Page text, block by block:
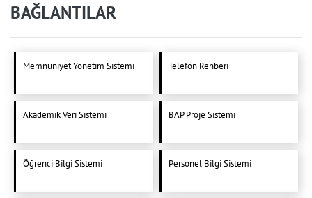
BAĞLANTILAR
Memnuniyet Yönetim Sistemi Telefon Rehberi
Akademik Veri Sistemi BAP Proje Sistemi
Öğrenci Bilgi Sistemi Personel Bilgi Sistemi